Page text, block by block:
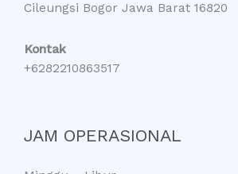
Cileungsi Bogor Jawa Barat 16820
Kontak
+6282210863517
JAM OPERASIONAL